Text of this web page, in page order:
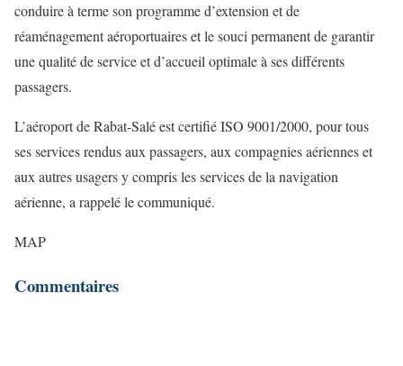
conduire à terme son programme d’extension et de
réaménagement aéroportuaires et le souci permanent de garantir
une qualité de service et d’accueil optimale à ses différents
passagers.
L’aéroport de Rabat-Salé est certifié ISO 9001/2000, pour tous
ses services rendus aux passagers, aux compagnies aériennes et
aux autres usagers y compris les services de la navigation
aérienne, a rappelé le communiqué.
MAP
Commentaires